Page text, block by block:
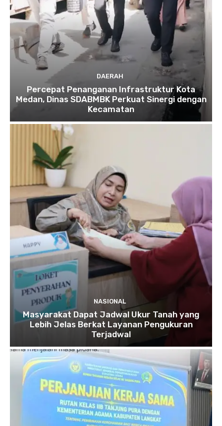
DAERAH
Percepat Penanganan Infrastruktur Kota
Medan, Dinas SDABMBK Perkuat Sinergi dengan
Kecamatan
NASIONAL
Masyarakat Dapat Jadwal Ukur Tanah yang
Lebih Jelas Berkat Layanan Pengukuran
Terjadwal